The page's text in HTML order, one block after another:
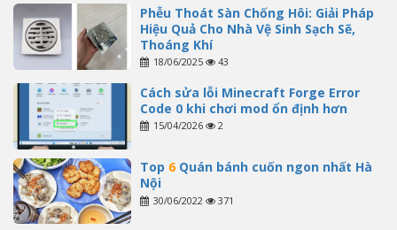
Phễu Thoát Sàn Chống Hôi: Giải Pháp
Hiệu Quả Cho Nhà Vệ Sinh Sạch Sẽ,
Thoáng Khí
18/06/2025 43
Cách sửa lỗi Minecraft Forge Error
Code 0 khi chơi mod ổn định hơn
15/04/2026 2
Top 6Quán bánh cuốn ngon nhất Hà
Nội
30/06/2022 371